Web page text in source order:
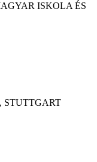
ISKOLA ÉS
STUTTGART